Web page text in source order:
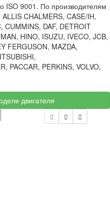
ISO 9001. По производителям
CHALMERS, CASE/IH,
CUMMINS, DAF, DETROIT
HINO, ISUZU, IVECO, JCB,
FERGUSON, MAZDA,
PACCAR, PERKINS, VOLVO,
двигателя